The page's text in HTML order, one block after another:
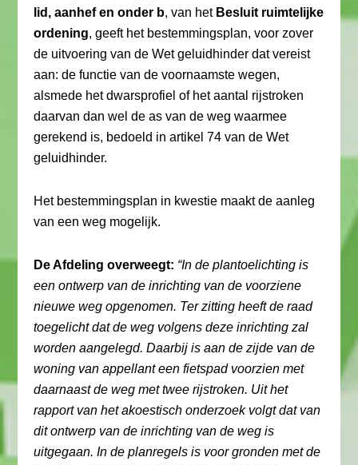
lid, aanhef en onder b, van het Besluit ruimtelijke
ordening, geeft het bestemmingsplan, voor zover
de uitvoering van de Wet geluidhinder dat vereist
aan: de functie van de voornaamste wegen,
alsmede het dwarsprofiel of het aantal rijstroken
daarvan dan wel de as van de weg waarmee
gerekend is, bedoeld in artikel 74 van de Wet
geluidhinder.
Het bestemmingsplan in kwestie maakt de aanleg
van een weg mogelijk.
De Afdeling overweegt: “In de plantoelichting is
een ontwerp van de inrichting van de voorziene
nieuwe weg opgenomen. Ter zitting heeft de raad
toegelicht dat de weg volgens deze inrichting zal
worden aangelegd. Daarbij is aan de zijde van de
woning van appellant een fietspad voorzien met
daarnaast de weg met twee rijstroken. Uit het
rapport van het akoestisch onderzoek volgt dat van
dit ontwerp van de inrichting van de weg is
uitgegaan. In de planregels is voor gronden met de